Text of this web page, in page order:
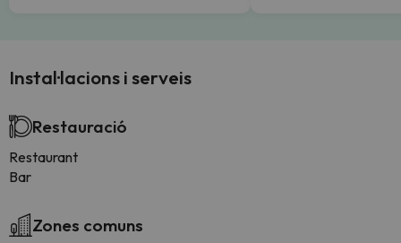
Instal·lacions i serveis
Restauració
Restaurant
Bar
Zones comuns